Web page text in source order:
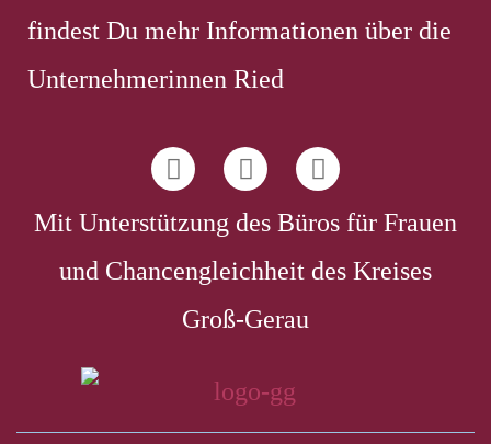
findest Du mehr Informationen über die
Unternehmerinnen Ried
Mit Unterstützung des Büros für Frauen
und Chancengleichheit des Kreises
Groß-Gerau